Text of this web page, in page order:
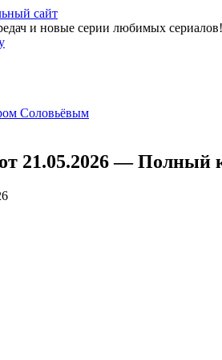
сайт
и новые серии любимых сериалов!
Соловьёвым
21.05.2026 — Полный